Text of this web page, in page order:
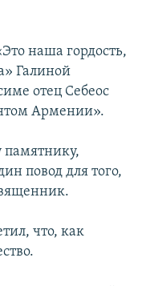
наша гордость,
Галиной
отец Себеос
Армении».
повод для того,
что, как